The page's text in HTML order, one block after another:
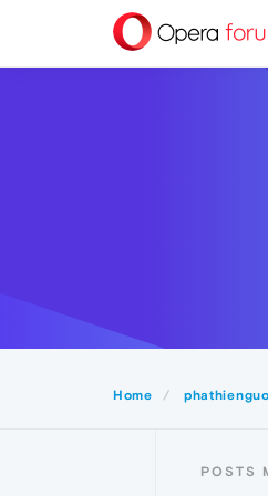
Home
POSTS